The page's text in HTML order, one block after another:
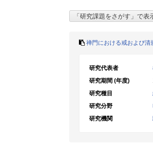
禅門における戒および
研究代表者
研究期間 (年度)
研究種目
研究分野
研究機関